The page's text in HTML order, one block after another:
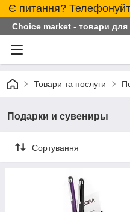
Є питання?
Choice market - товари для
Товари та послуги
Подарки и сувениры
Сортування